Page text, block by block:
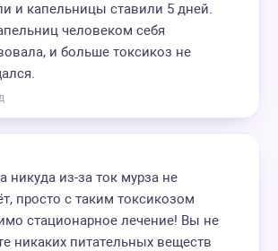
и капельницы ставили 5 дней.
человеком себя
и больше токсикоз не
никуда из-за ток мурза не
просто с таким токсикозом
стационарное лечение! Вы не
никаких питательных веществ